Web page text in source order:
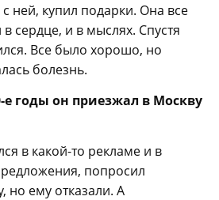
с ней, купил подарки. Она все
сердце, и в мыслях. Спустя
Все было хорошо, но
болезнь.
годы он приезжал в Москву
в какой-то рекламе и в
попросил
но ему отказали. А